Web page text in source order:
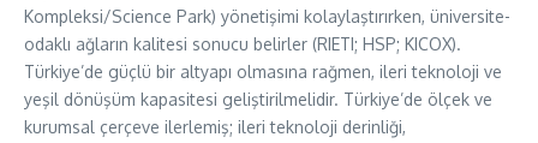
Kompleksi/Science Park) yönetişimi kolaylaştırırken, üniversite-
odaklı ağların kalitesi sonucu belirler (RIETI; HSP; KICOX).
Türkiye’de güçlü bir altyapı olmasına rağmen, ileri teknoloji ve
yeşil dönüşüm kapasitesi geliştirilmelidir. Türkiye’de ölçek ve
kurumsal çerçeve ilerlemiş; ileri teknoloji derinliği,